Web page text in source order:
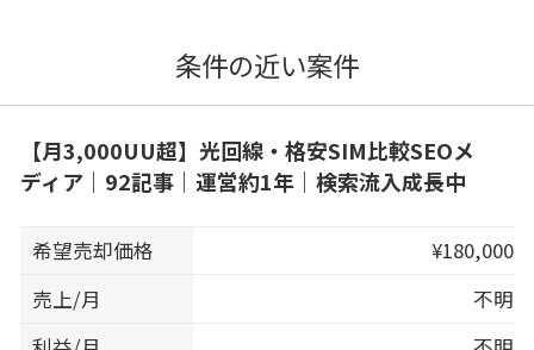
条件の近い案件
【月3,000UU超】光回線・格安SIM比較SEOメ
ディア｜92記事｜運営約1年｜検索流入成長中
希望売却価格
¥180,000
売上/月
不明